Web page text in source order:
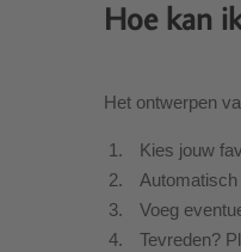
Hoe kan
Het ontwerpen
Kies jouw
Automatisch
Voeg
Tevreden?